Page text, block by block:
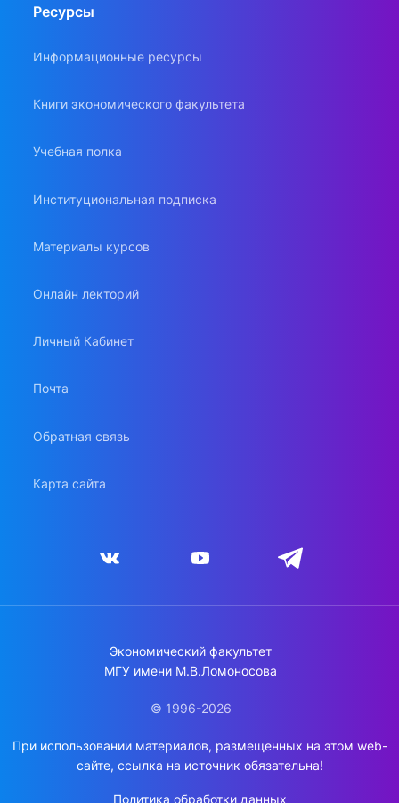
Ресурсы
Информационные ресурсы
Книги экономического факультета
Учебная полка
Институциональная подписка
Материалы курсов
Онлайн лекторий
Личный Кабинет
Почта
Обратная связь
Карта сайта
Экономический факультет
МГУ имени М.В.Ломоносова
© 1996-2026
При использовании материалов, размещенных на этом web-
сайте, ссылка на источник обязательна!
Политика обработки данных